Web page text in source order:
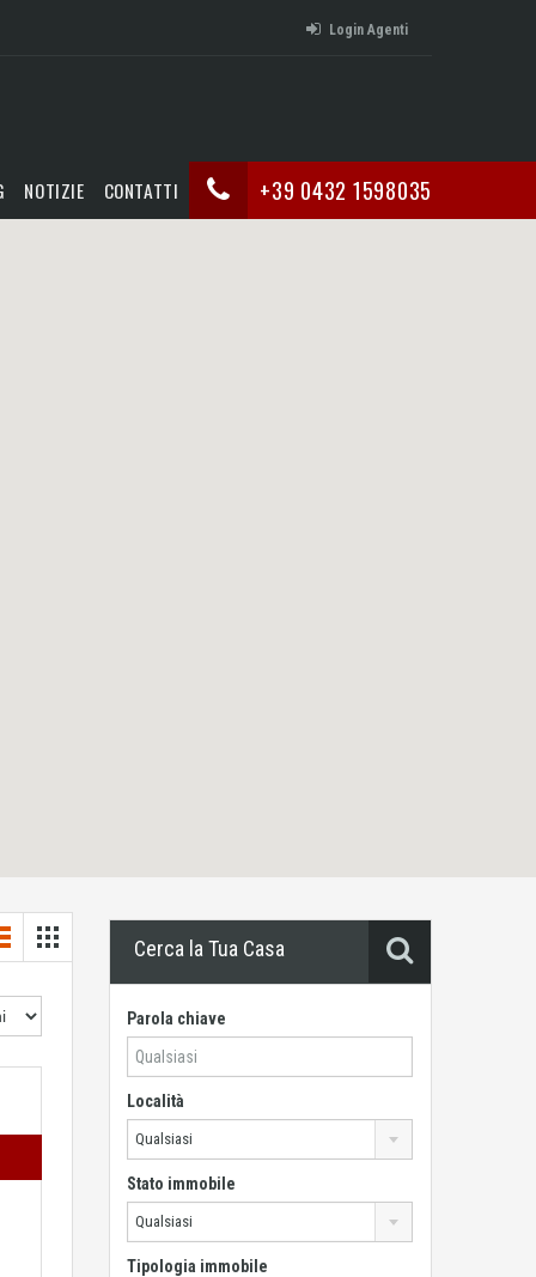
Login Agenti
+39 0432 1598035
NOTIZIE CONTATTI
Cerca la Tua Casa
Parola chiave
Località
Qualsiasi
Stato immobile
Qualsiasi
Tipologia immobile